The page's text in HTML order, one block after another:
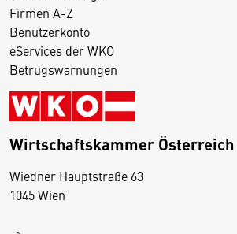
Firmen A-Z
Benutzerkonto
eServices der WKO
Betrugswarnungen
Wirtschaftskammer Österreich
Wiedner Hauptstraße 63
1045 Wien
D